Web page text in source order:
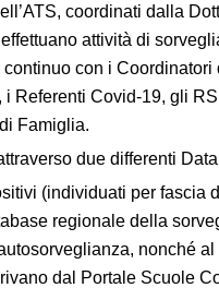
coordinati dalla
attività di
con i
Referenti Covid-19, gli
Famiglia.
due differenti
(individuati per fascia
regionale della
nonché
dal Portale Scuole